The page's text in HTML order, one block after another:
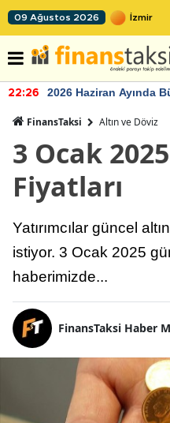
09 Ağustos 2026
22:26 2026 Haziran Ayında
FinansTaksi Altın ve Döviz
3 Ocak
Fiyatları
Yatırımcılar güncel
istiyor. 3 Ocak 2025
haberimizde...
FinansTaksi Haber